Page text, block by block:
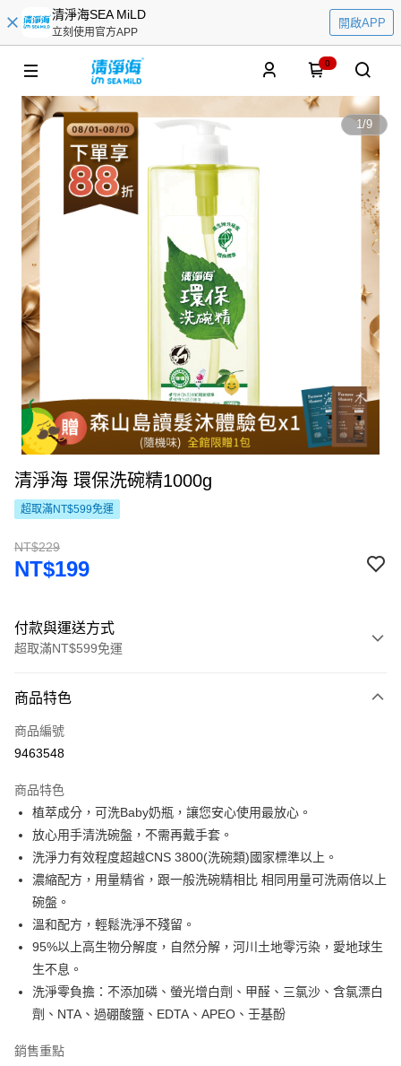
清淨海SEA MiLD
立刻使用官方APP
開啟APP
0
1/9
清淨海 環保洗碗精1000g
超取滿NT$599免運
NT$229
NT$199
付款與運送方式
超取滿NT$599免運
信用卡一次付款
LINE Pay
街口支付
悠遊付
Google Pay
全盈+PAY
Hami Point
相關說明
「Hami Point」為中華電信所提供之點數服務，可於會員專區綁定中華電信
會員帳號後，即可在購物車使用 Hami Point 折抵消費金額 (1點等於1元)。
ATM付款
商品特色
商品編號
9463548
商品特色
植萃成分，可洗Baby奶瓶，讓您安心使用最放心。
放心用手清洗碗盤，不需再戴手套。
洗淨力有效程度超越CNS 3800(洗碗類)國家標準以上。
濃縮配方，用量精省，跟一般洗碗精相比 相同用量可洗兩倍以上
碗盤。
溫和配方，輕鬆洗淨不殘留。
95%以上高生物分解度，自然分解，河川土地零污染，愛地球生
生不息。
洗淨零負擔：不添加磷、螢光增白劑、甲醛、三氯沙、含氯漂白
劑、NTA、過硼酸鹽、EDTA、APEO、壬基酚
銷售重點